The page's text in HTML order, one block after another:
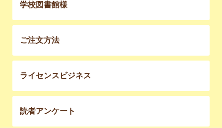
学校図書館様
ご注文方法
ライセンスビジネス
読者アンケート